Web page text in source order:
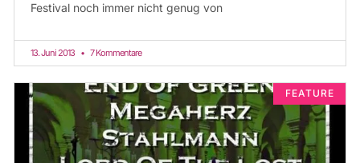
Festival noch immer nicht genug von
13. Juni 2013 7 Kommentare
FEATURE